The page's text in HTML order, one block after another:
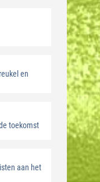
en
toekomst
aan het